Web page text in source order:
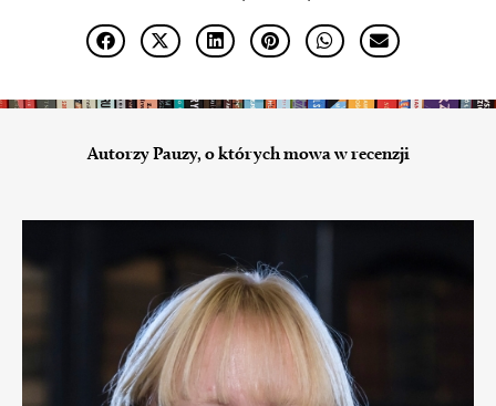
Autorzy Pauzy, o których mowa w recenzji